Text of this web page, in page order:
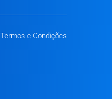
Termos e Condições